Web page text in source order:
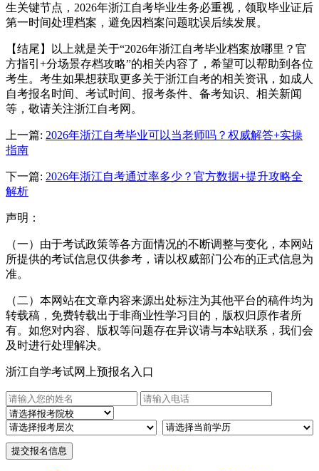
生关键节点，2026年浙江自考毕业生务必重视，领取毕业证后
第一时间处理档案，避免因档案问题耽误后续发展。
【结尾】以上就是关于“2026年浙江自考毕业档案放哪里？官
方指引+分场景存档攻略”的相关内容了，希望可以帮助到各位
考生。考生如果想获取更多关于浙江自考的相关资讯，如成人
自考报名时间、考试时间、报考条件、备考知识、相关新闻
等，敬请关注浙江自考网。
上一篇: 2026年浙江自考毕业可以当老师吗？权威解答+实操
指南
下一篇: 2026年浙江自考通过率多少？官方数据+提升攻略全
解析
声明：
（一）由于考试政策等各方面情况的不断调整与变化，本网站
所提供的考试信息仅供参考，请以权威部门公布的正式信息为
准。
（二）本网站在文章内容来源出处标注为其他平台的稿件均为
转载稿，免费转载出于非商业性学习目的，版权归原作者所
有。如您对内容、版权等问题存在异议请与本站联系，我们会
及时进行处理解决。
浙江自学考试网上预报名入口
提交报名信息